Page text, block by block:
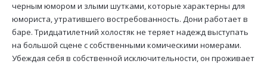
черным юмором и злыми шутками, которые характерны для
юмориста, утратившего востребованность. Дони работает в
баре. Тридцатилетний холостяк не теряет надежд выступать
на большой сцене с собственными комическими номерами.
Убеждая себя в собственной исключительности, он проживает